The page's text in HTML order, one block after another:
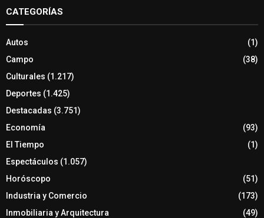
CATEGORÍAS
Autos
(1)
Campo
(38)
Culturales (1.217)
Deportes (1.425)
Destacadas (3.751)
Economía
(93)
El Tiempo
(1)
Espectáculos (1.057)
Horóscopo
(51)
Industria y Comercio
(173)
Inmobiliaria y Arquitectura
(49)